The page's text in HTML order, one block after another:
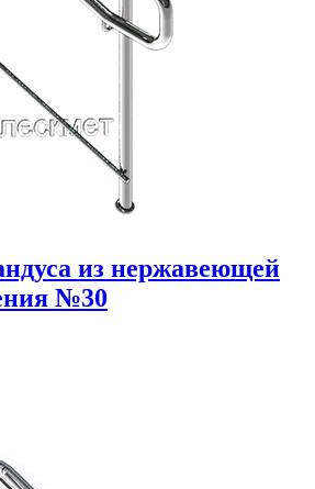
из нержавеющей
№30